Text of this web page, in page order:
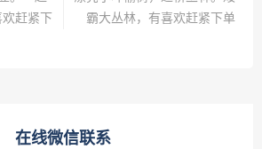
赶紧下
霸大丛林，有喜欢赶紧下单
在线微信联系